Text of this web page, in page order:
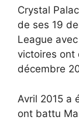
Crystal
de ses 19
League
victoires ont
décembre
Avril 2015 a
ont battu